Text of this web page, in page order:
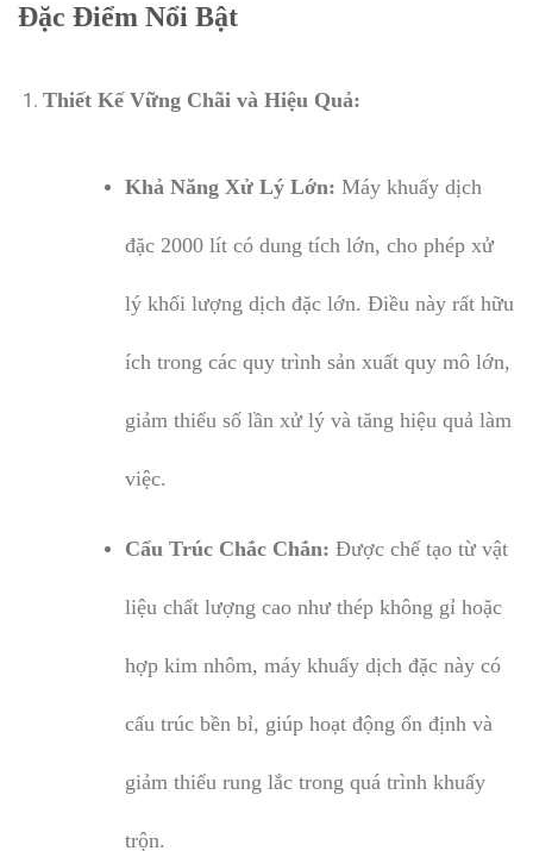
Đặc Điểm Nổi Bật
Thiết Kế Vững Chãi và Hiệu Quả:
Khả Năng Xử Lý Lớn: Máy khuấy dịch
đặc 2000 lít có dung tích lớn, cho phép xử
lý khối lượng dịch đặc lớn. Điều này rất hữu
ích trong các quy trình sản xuất quy mô lớn,
giảm thiểu số lần xử lý và tăng hiệu quả làm
việc.
Cấu Trúc Chắc Chắn: Được chế tạo từ vật
liệu chất lượng cao như thép không gỉ hoặc
hợp kim nhôm, máy khuấy dịch đặc này có
cấu trúc bền bỉ, giúp hoạt động ổn định và
giảm thiểu rung lắc trong quá trình khuấy
trộn.